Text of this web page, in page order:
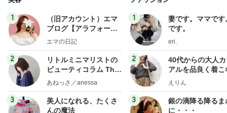
1
（旧アカウント）エマ
ブログ【アラフォー会
社売却セカンドライ
エマの日記
2
リトルミニマリストの
ビューティコラム The
little minimalist's bea
あねっさ／anessa
3
美人になれる、たくさ
んの魔法
1
妻です。ママです
です。
eri.
2
40代からの大人
アルを品良く着こ
ファッションブロ
えりん
3
銀の滴降る降るま
に・・・